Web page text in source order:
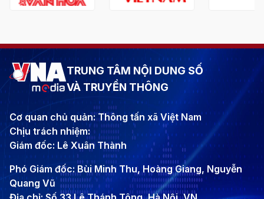
TRUNG TÂM NỘI DUNG SỐ
VÀ TRUYỀN THÔNG
Cơ quan chủ quản: Thông tấn xã Việt Nam
Chịu trách nhiệm:
Giám đốc: Lê Xuân Thành
Phó Giám đốc: Bùi Minh Thu, Hoàng Giang, Nguyễn
Quang Vũ